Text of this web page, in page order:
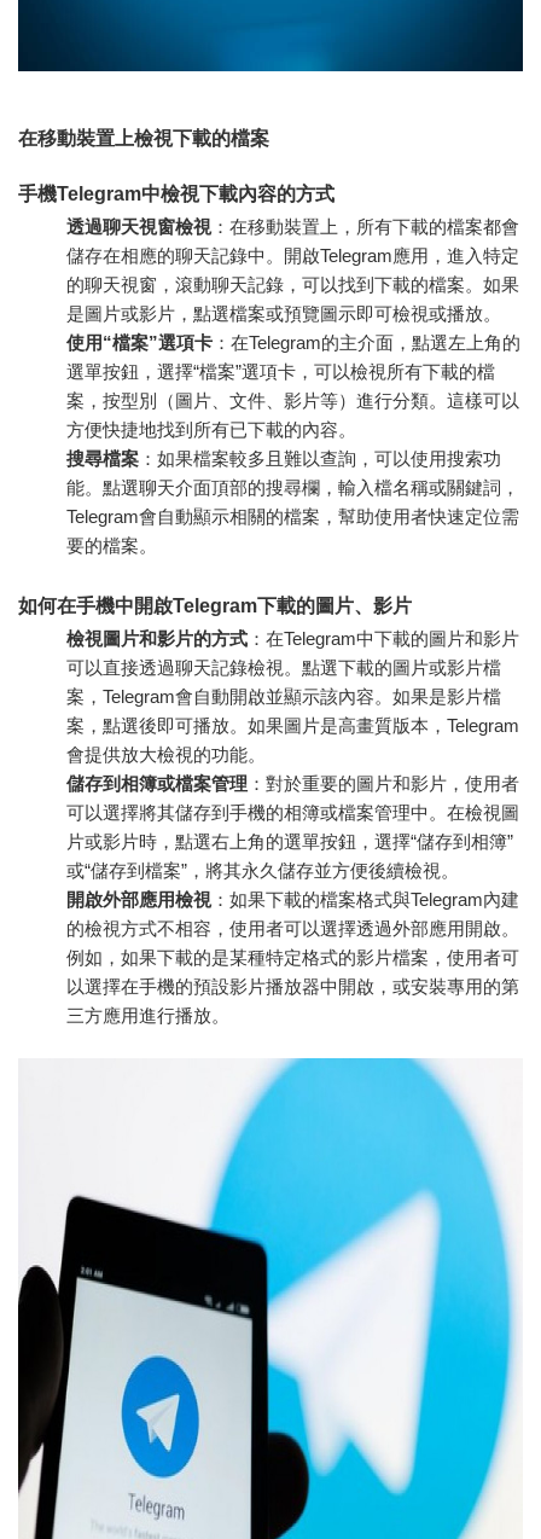
在移動裝置上檢視下載的檔案
手機Telegram中檢視下載內容的方式
透過聊天視窗檢視 ：在移動裝置上，所有下載的檔案都會
儲存在相應的聊天記錄中。開啟Telegram應用，進入特定
的聊天視窗，滾動聊天記錄，可以找到下載的檔案。如果
是圖片或影片，點選檔案或預覽圖示即可檢視或播放。
使用“檔案”選項卡 ：在Telegram的主介面，點選左上角的
選單按鈕，選擇“檔案”選項卡，可以檢視所有下載的檔
案，按型別（圖片、文件、影片等）進行分類。這樣可以
方便快捷地找到所有已下載的內容。
搜尋檔案 ：如果檔案較多且難以查詢，可以使用搜索功
能。點選聊天介面頂部的搜尋欄，輸入檔名稱或關鍵詞，
Telegram會自動顯示相關的檔案，幫助使用者快速定位需
要的檔案。
如何在手機中開啟Telegram下載的圖片、影片
檢視圖片和影片的方式 ：在Telegram中下載的圖片和影片
可以直接透過聊天記錄檢視。點選下載的圖片或影片檔
案，Telegram會自動開啟並顯示該內容。如果是影片檔
案，點選後即可播放。如果圖片是高畫質版本，Telegram
會提供放大檢視的功能。
儲存到相簿或檔案管理 ：對於重要的圖片和影片，使用者
可以選擇將其儲存到手機的相簿或檔案管理中。在檢視圖
片或影片時，點選右上角的選單按鈕，選擇“儲存到相簿”
或“儲存到檔案”，將其永久儲存並方便後續檢視。
開啟外部應用檢視 ：如果下載的檔案格式與Telegram內建
的檢視方式不相容，使用者可以選擇透過外部應用開啟。
例如，如果下載的是某種特定格式的影片檔案，使用者可
以選擇在手機的預設影片播放器中開啟，或安裝專用的第
三方應用進行播放。